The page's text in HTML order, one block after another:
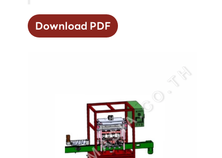
Download PDF